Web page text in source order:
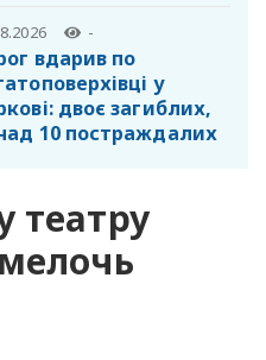
-
вдарив по
у
двоє загиблих,
10 постраждалих
театру